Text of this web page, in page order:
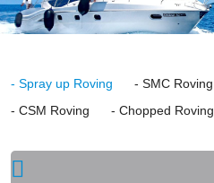
up
coated
with
silane-
Spray up Roving SMC Roving
CSM Roving
Chopped Roving